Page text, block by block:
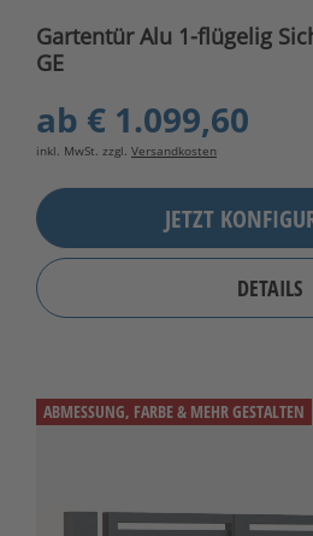
Gartentür Alu 1-flügelig
GE
ab € 1.099,60
inkl. MwSt. zzgl. Versandkosten
JETZT
DETAILS
ABMESSUNG, FARBE & MEHR GESTALTEN